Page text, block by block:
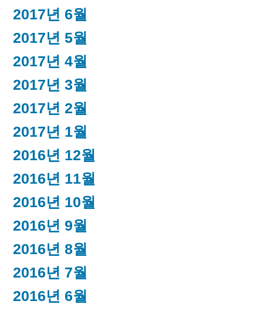
2017년 6월
2017년 5월
2017년 4월
2017년 3월
2017년 2월
2017년 1월
2016년 12월
2016년 11월
2016년 10월
2016년 9월
2016년 8월
2016년 7월
2016년 6월